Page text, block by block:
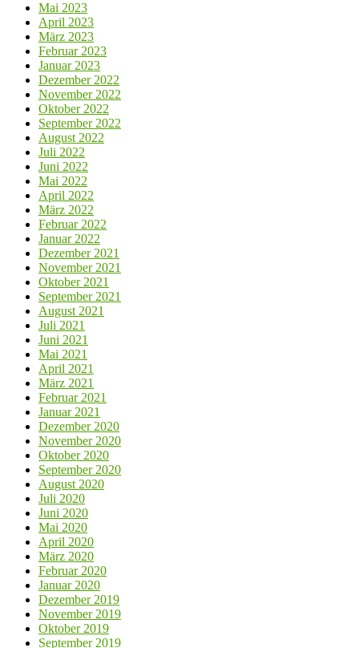
Mai 2023
April 2023
März 2023
Februar 2023
Januar 2023
Dezember 2022
November 2022
Oktober 2022
September 2022
August 2022
Juli 2022
Juni 2022
Mai 2022
April 2022
März 2022
Februar 2022
Januar 2022
Dezember 2021
November 2021
Oktober 2021
September 2021
August 2021
Juli 2021
Juni 2021
Mai 2021
April 2021
März 2021
Februar 2021
Januar 2021
Dezember 2020
November 2020
Oktober 2020
September 2020
August 2020
Juli 2020
Juni 2020
Mai 2020
April 2020
März 2020
Februar 2020
Januar 2020
Dezember 2019
November 2019
Oktober 2019
September 2019